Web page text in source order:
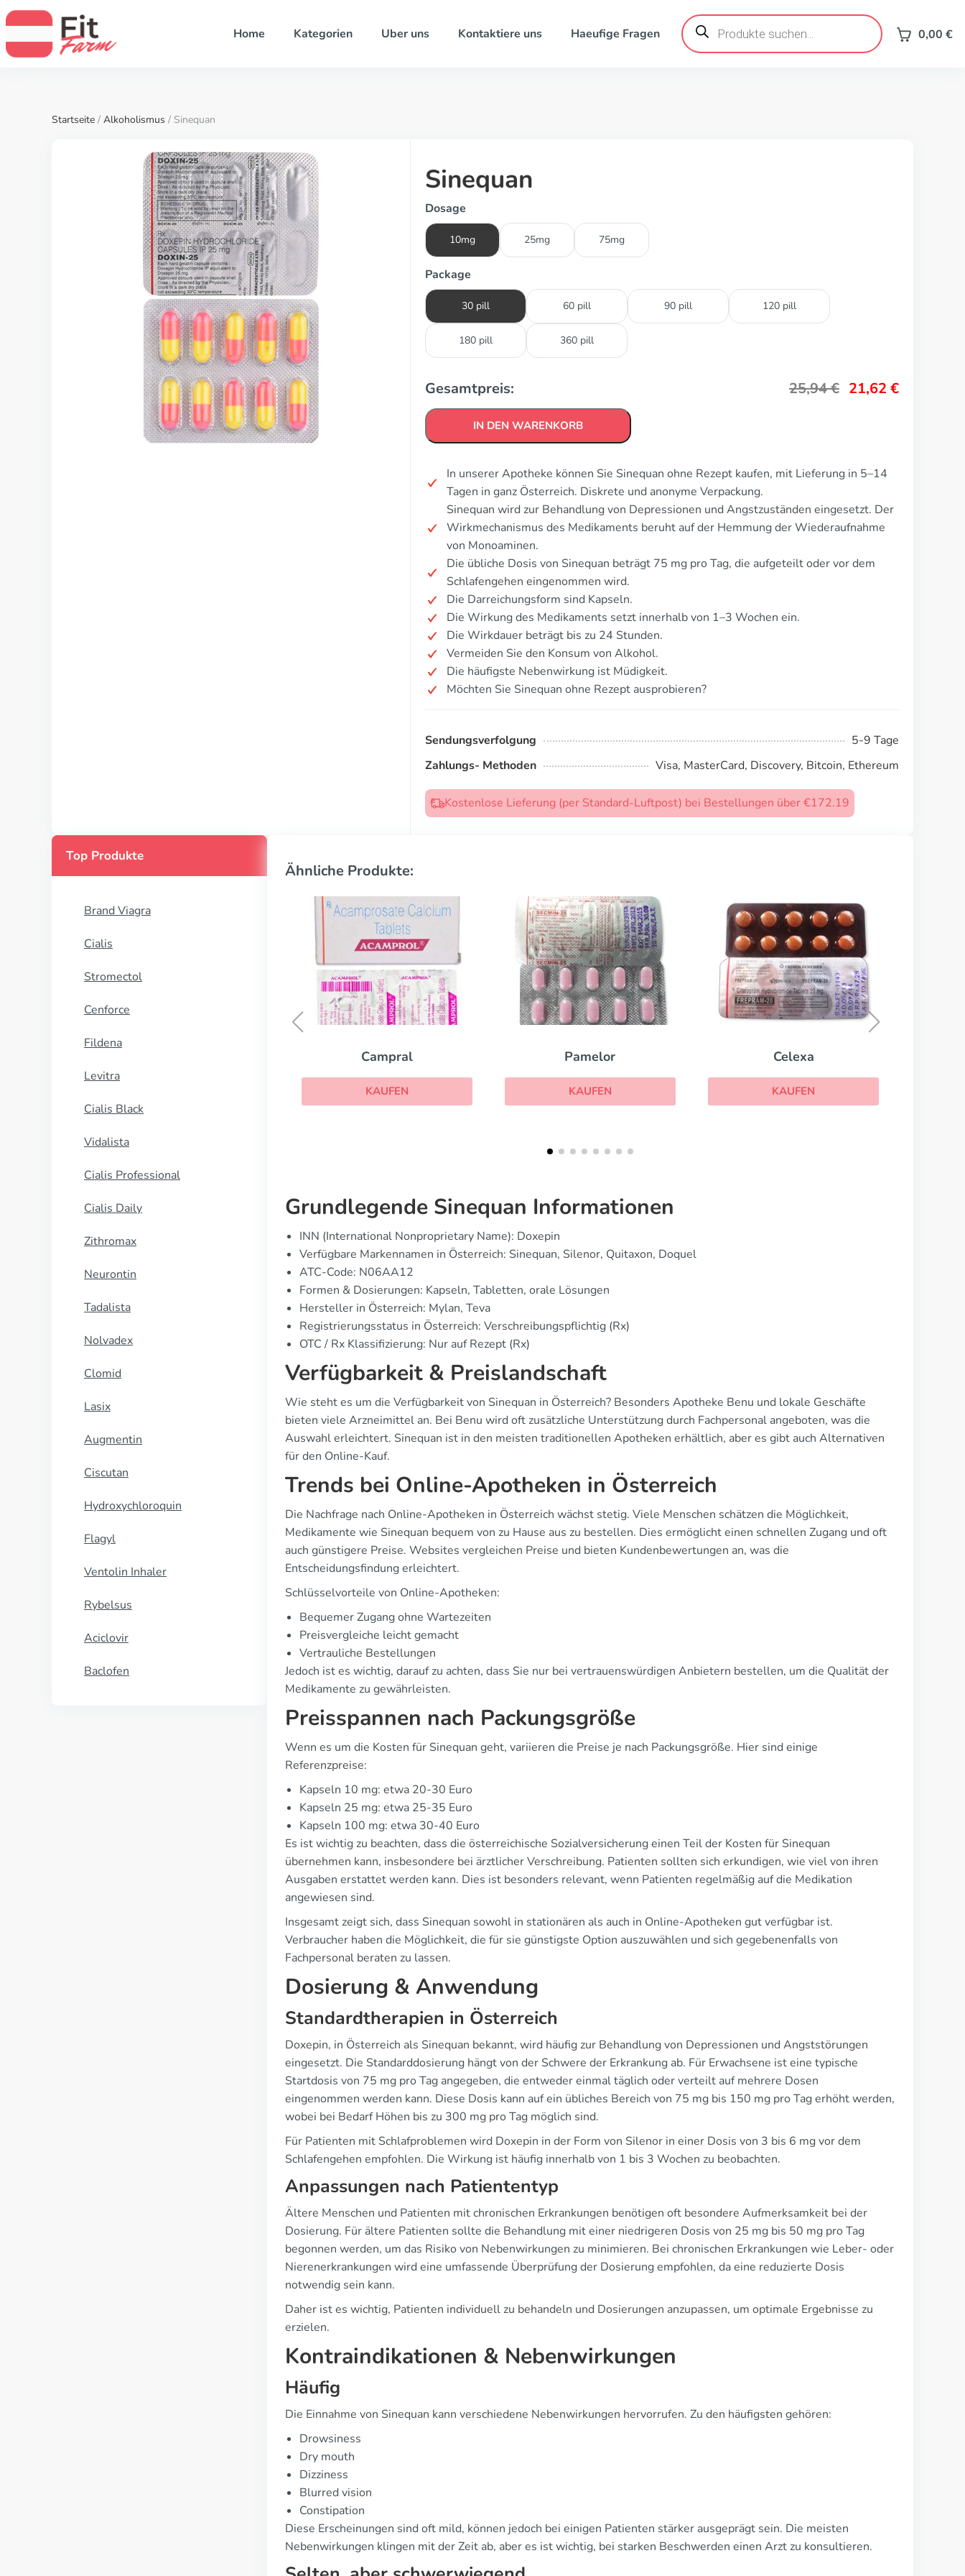
Home Kategorien Uber uns Kontaktiere uns Haeufige Fragen
Products
search 0,00 €
Startseite / Alkoholismus / Sinequan
Sinequan
Dosage
10mg 25mg 75mg
Package
30 pill 60 pill 90 pill 120 pill
180 pill 360 pill
Gesamtpreis: 25,94€ 21,62 €
IN DEN WARENKORB
In unserer Apotheke können Sie Sinequan ohne Rezept kaufen, mit Lieferung in 5–14
Tagen in ganz Österreich. Diskrete und anonyme Verpackung.
Sinequan wird zur Behandlung von Depressionen und Angstzuständen eingesetzt. Der
Wirkmechanismus des Medikaments beruht auf der Hemmung der Wiederaufnahme
von Monoaminen.
Die übliche Dosis von Sinequan beträgt 75 mg pro Tag, die aufgeteilt oder vor dem
Schlafengehen eingenommen wird.
Die Darreichungsform sind Kapseln.
Die Wirkung des Medikaments setzt innerhalb von 1–3 Wochen ein.
Die Wirkdauer beträgt bis zu 24 Stunden.
Vermeiden Sie den Konsum von Alkohol.
Die häufigste Nebenwirkung ist Müdigkeit.
Möchten Sie Sinequan ohne Rezept ausprobieren?
Sendungsverfolgung
5-9 Tage
Zahlungs- Methoden
Visa, MasterCard, Discovery, Bitcoin, Ethereum
Kostenlose Lieferung (per Standard-Luftpost) bei Bestellungen über €172.19
Top Produkte
Brand Viagra
Cialis
Stromectol
Cenforce
Fildena
Levitra
Cialis Black
Vidalista
Cialis Professional
Cialis Daily
Zithromax
Neurontin
Tadalista
Nolvadex
Clomid
Lasix
Augmentin
Ciscutan
Hydroxychloroquin
Flagyl
Ventolin Inhaler
Rybelsus
Aciclovir
Baclofen
Ähnliche Produkte:
Pamelor
KAUFEN
Celexa
KAUFEN
Abilify
Grundlegende Sinequan Informationen
INN (International Nonproprietary Name): Doxepin
Verfügbare Markennamen in Österreich: Sinequan, Silenor, Quitaxon, Doquel
ATC-Code: N06AA12
Formen & Dosierungen: Kapseln, Tabletten, orale Lösungen
Hersteller in Österreich: Mylan, Teva
Registrierungsstatus in Österreich: Verschreibungspflichtig (Rx)
OTC / Rx Klassifizierung: Nur auf Rezept (Rx)
Verfügbarkeit & Preislandschaft
Wie steht es um die Verfügbarkeit von Sinequan in Österreich? Besonders Apotheke Benu und lokale Geschäfte
bieten viele Arzneimittel an. Bei Benu wird oft zusätzliche Unterstützung durch Fachpersonal angeboten, was die
Auswahl erleichtert. Sinequan ist in den meisten traditionellen Apotheken erhältlich, aber es gibt auch Alternativen
für den Online-Kauf.
Trends bei Online-Apotheken in Österreich
Die Nachfrage nach Online-Apotheken in Österreich wächst stetig. Viele Menschen schätzen die Möglichkeit,
Medikamente wie Sinequan bequem von zu Hause aus zu bestellen. Dies ermöglicht einen schnellen Zugang und oft
auch günstigere Preise. Websites vergleichen Preise und bieten Kundenbewertungen an, was die
Entscheidungsfindung erleichtert.
Schlüsselvorteile von Online-Apotheken:
Bequemer Zugang ohne Wartezeiten
Preisvergleiche leicht gemacht
Vertrauliche Bestellungen
Jedoch ist es wichtig, darauf zu achten, dass Sie nur bei vertrauenswürdigen Anbietern bestellen, um die Qualität der
Medikamente zu gewährleisten.
Preisspannen nach Packungsgröße
Wenn es um die Kosten für Sinequan geht, variieren die Preise je nach Packungsgröße. Hier sind einige
Referenzpreise:
Kapseln 10 mg: etwa 20-30 Euro
Kapseln 25 mg: etwa 25-35 Euro
Kapseln 100 mg: etwa 30-40 Euro
Es ist wichtig zu beachten, dass die österreichische Sozialversicherung einen Teil der Kosten für Sinequan
übernehmen kann, insbesondere bei ärztlicher Verschreibung. Patienten sollten sich erkundigen, wie viel von ihren
Ausgaben erstattet werden kann. Dies ist besonders relevant, wenn Patienten regelmäßig auf die Medikation
angewiesen sind.
Insgesamt zeigt sich, dass Sinequan sowohl in stationären als auch in Online-Apotheken gut verfügbar ist.
Verbraucher haben die Möglichkeit, die für sie günstigste Option auszuwählen und sich gegebenenfalls von
Fachpersonal beraten zu lassen.
Dosierung & Anwendung
Standardtherapien in Österreich
Doxepin, in Österreich als Sinequan bekannt, wird häufig zur Behandlung von Depressionen und Angststörungen
eingesetzt. Die Standarddosierung hängt von der Schwere der Erkrankung ab. Für Erwachsene ist eine typische
Startdosis von 75 mg pro Tag angegeben, die entweder einmal täglich oder verteilt auf mehrere Dosen
eingenommen werden kann. Diese Dosis kann auf ein übliches Bereich von 75 mg bis 150 mg pro Tag erhöht werden,
wobei bei Bedarf Höhen bis zu 300 mg pro Tag möglich sind.
Für Patienten mit Schlafproblemen wird Doxepin in der Form von Silenor in einer Dosis von 3 bis 6 mg vor dem
Schlafengehen empfohlen. Die Wirkung ist häufig innerhalb von 1 bis 3 Wochen zu beobachten.
Anpassungen nach Patiententyp
Ältere Menschen und Patienten mit chronischen Erkrankungen benötigen oft besondere Aufmerksamkeit bei der
Dosierung. Für ältere Patienten sollte die Behandlung mit einer niedrigeren Dosis von 25 mg bis 50 mg pro Tag
begonnen werden, um das Risiko von Nebenwirkungen zu minimieren. Bei chronischen Erkrankungen wie Leber- oder
Nierenerkrankungen wird eine umfassende Überprüfung der Dosierung empfohlen, da eine reduzierte Dosis
notwendig sein kann.
Daher ist es wichtig, Patienten individuell zu behandeln und Dosierungen anzupassen, um optimale Ergebnisse zu
erzielen.
Kontraindikationen & Nebenwirkungen
Häufig
Die Einnahme von Sinequan kann verschiedene Nebenwirkungen hervorrufen. Zu den häufigsten gehören:
Drowsiness
Dry mouth
Dizziness
Blurred vision
Constipation
Diese Erscheinungen sind oft mild, können jedoch bei einigen Patienten stärker ausgeprägt sein. Die meisten
Nebenwirkungen klingen mit der Zeit ab, aber es ist wichtig, bei starken Beschwerden einen Arzt zu konsultieren.